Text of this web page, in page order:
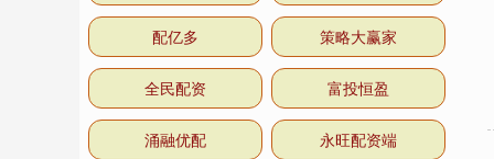
配亿多 策略大赢家
全民配资 富投恒盈
涌融优配 永旺配资端